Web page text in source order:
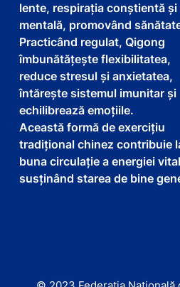
lente, respirația conștientă
mentală, promovând
Practicând regulat, Qigong
îmbunătățește flexibilitatea,
reduce stresul și anxietatea,
întărește sistemul imunitar și
echilibrează emoțiile.
Această formă de exercițiu
tradițional chinez contribuie
buna circulație a energiei
susținând starea de bine